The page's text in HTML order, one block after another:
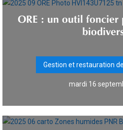
ORE : un outil foncier
Gestion et restauration
mardi 16